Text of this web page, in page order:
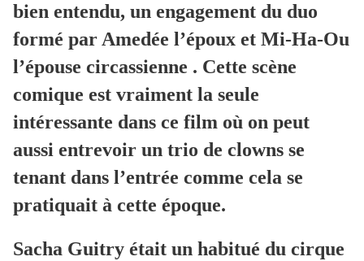
bien entendu, un engagement du duo
formé par Amedée l’époux et Mi-Ha-Ou
l’épouse circassienne . Cette scène
comique est vraiment la seule
intéressante dans ce film où on peut
aussi entrevoir un trio de clowns se
tenant dans l’entrée comme cela se
pratiquait à cette époque.
Sacha Guitry était un habitué du cirque